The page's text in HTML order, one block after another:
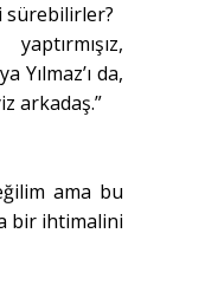
sürebilirler?
Yılmaz’ı da,
arkadaş.”
ama bu
bir ihtimalini